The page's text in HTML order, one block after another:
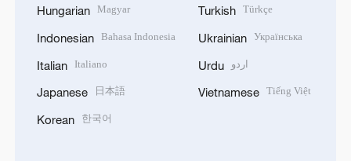
Hungarian Magyar
Indonesian Bahasa Indonesia
Italian Italiano
Japanese 日本語
Korean 한국어
Turkish Türkçe
Ukrainian Українська
Urdu اردو
Vietnamese Tiếng Việt